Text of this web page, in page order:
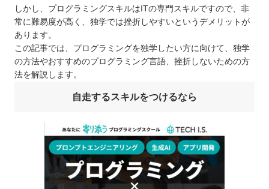
しかし、プログラミングスキルはITの専門スキルですので、非
常に難易度が高く、独学では挫折しやすいというデメリットが
あります。
この記事では、プログラミングを独学したい方に向けて、独学
の方法やおすすめのプログラミング言語、挫折しないための方
法を解説します。
自走するスキルをつけるなら